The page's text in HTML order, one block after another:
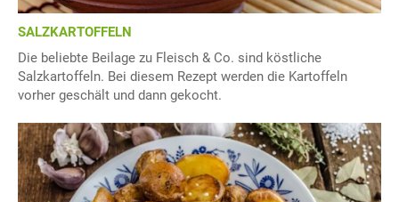
SALZKARTOFFELN
Die beliebte Beilage zu Fleisch & Co. sind köstliche
Salzkartoffeln. Bei diesem Rezept werden die Kartoffeln
vorher geschält und dann gekocht.